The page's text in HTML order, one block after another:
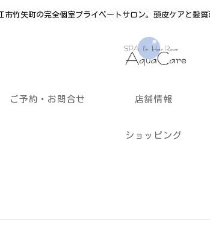
市竹矢町の完全個室プライベートサロン。頭皮ケアと髪
ご予約・お問合せ 店舗情報
ショッピング